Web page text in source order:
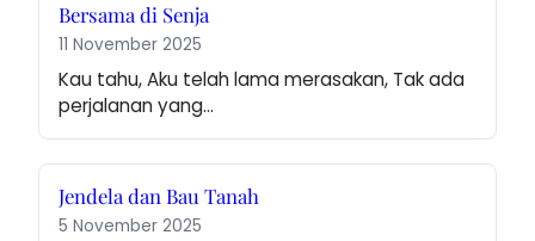
Bersama di Senja
11 November 2025
Kau tahu, Aku telah lama merasakan, Tak ada
perjalanan yang…
Jendela dan Bau Tanah
5 November 2025